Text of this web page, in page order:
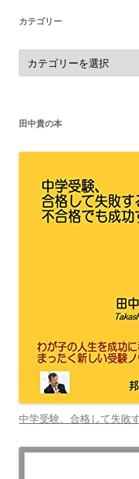
カテゴリー
カ
テ
ゴ
田中貴の本
中学受験、合格して失敗